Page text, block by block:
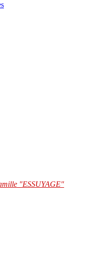
"ESSUYAGE"